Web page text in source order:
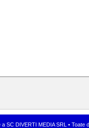
SC DIVERTI MEDIA SRL •